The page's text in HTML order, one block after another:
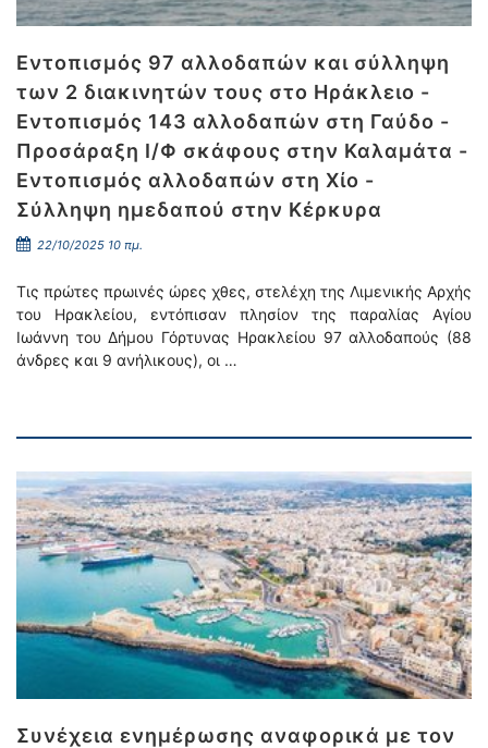
Εντοπισμός 97 αλλοδαπών και σύλληψη
των 2 διακινητών τους στο Ηράκλειο -
Εντοπισμός 143 αλλοδαπών στη Γαύδο -
Προσάραξη Ι/Φ σκάφους στην Καλαμάτα -
Εντοπισμός αλλοδαπών στη Χίο -
Σύλληψη ημεδαπού στην Κέρκυρα
22/10/2025 10 πμ.
Τις πρώτες πρωινές ώρες χθες, στελέχη της Λιμενικής Αρχής
του Ηρακλείου, εντόπισαν πλησίον της παραλίας Αγίου
Ιωάννη του Δήμου Γόρτυνας Ηρακλείου 97 αλλοδαπούς (88
άνδρες και 9 ανήλικους), οι …
Συνέχεια ενημέρωσης αναφορικά με τον